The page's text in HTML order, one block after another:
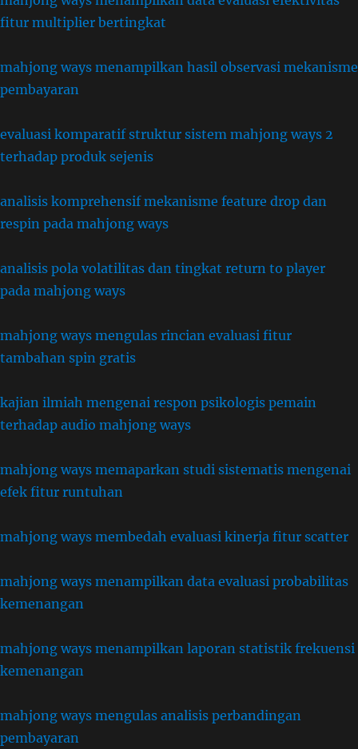
fitur multiplier bertingkat
mahjong ways menampilkan hasil observasi mekanisme
pembayaran
evaluasi komparatif struktur sistem mahjong ways 2
terhadap produk sejenis
analisis komprehensif mekanisme feature drop dan
respin pada mahjong ways
analisis pola volatilitas dan tingkat return to player
pada mahjong ways
mahjong ways mengulas rincian evaluasi fitur
tambahan spin gratis
kajian ilmiah mengenai respon psikologis pemain
terhadap audio mahjong ways
mahjong ways memaparkan studi sistematis mengenai
efek fitur runtuhan
mahjong ways membedah evaluasi kinerja fitur scatter
mahjong ways menampilkan data evaluasi probabilitas
kemenangan
mahjong ways menampilkan laporan statistik frekuensi
kemenangan
mahjong ways mengulas analisis perbandingan
pembayaran